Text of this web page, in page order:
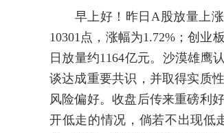
早上好！昨日A股放量上涨
10301点，涨幅为1.72%；创业
日放量约1164亿元。沙漠雄鹰
谈达成重要共识，并取得实质
风险偏好。收盘后传来重磅利
开低走的情况，倘若不出现低